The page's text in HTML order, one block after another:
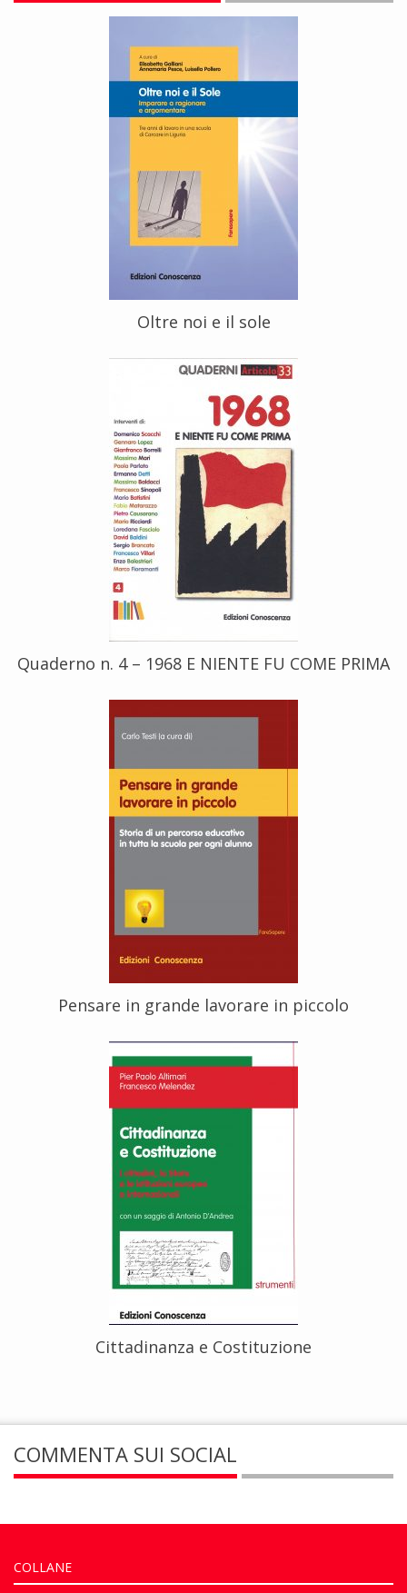
Oltre noi e il sole
Quaderno n. 4 – 1968 E NIENTE FU COME PRIMA
Pensare in grande lavorare in piccolo
Cittadinanza e Costituzione
COMMENTA SUI SOCIAL
COLLANE